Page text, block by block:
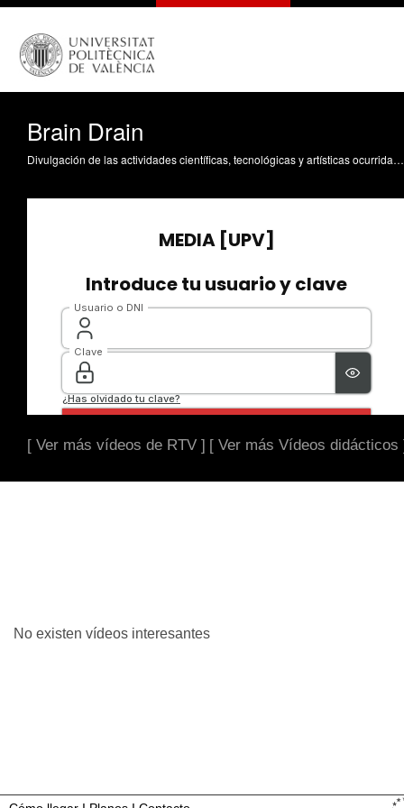
Brain Drain
Divulgación de las actividades científicas, tecnológicas y artísticas ocurridas en los tres campus de la UPV
[ Ver más vídeos de RTV ] [ Ver más Vídeos didácticos
No existen vídeos interesantes